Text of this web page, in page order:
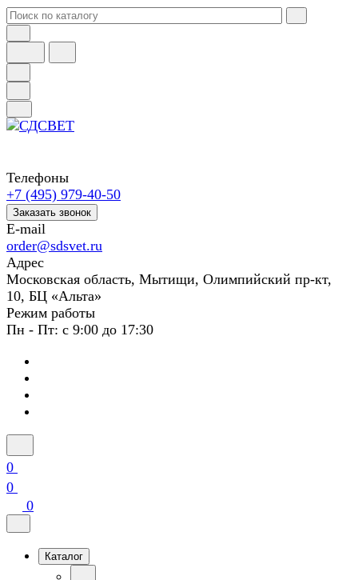
Телефоны
+7 (495) 979-40-50
Заказать звонок
E-mail
order@sdsvet.ru
Адрес
Московская область, Мытищи, Олимпийский пр-кт,
10, БЦ «Альта»
Режим работы
Пн - Пт: с 9:00 до 17:30
0
0
0
Каталог